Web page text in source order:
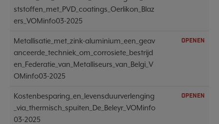
ststoffen_met_PVD_coatings_Oerlikon_Blaz
ers_VOMinfo03-2025
Metallisatie_met_zink-aluminium_een_geav
anceerde_techniek_om_corrosiete_bestrijd
en_Federatie_van_Metalliseurs_van_Belgi_V
OMinfo03-2025
OPENEN
Kostenbesparing_en_levensduurverlenging
_via_thermisch_spuiten_De_Beleyr_VOMinfo
03-2025
OPENEN